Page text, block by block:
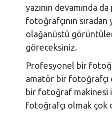
yazının devamında
fotoğrafçının
olağanüstü
göreceksiniz.
Profesyonel bir
amatör bir fotoğrafçı
bir fotoğraf makinesi
fotoğrafçı olmak çok